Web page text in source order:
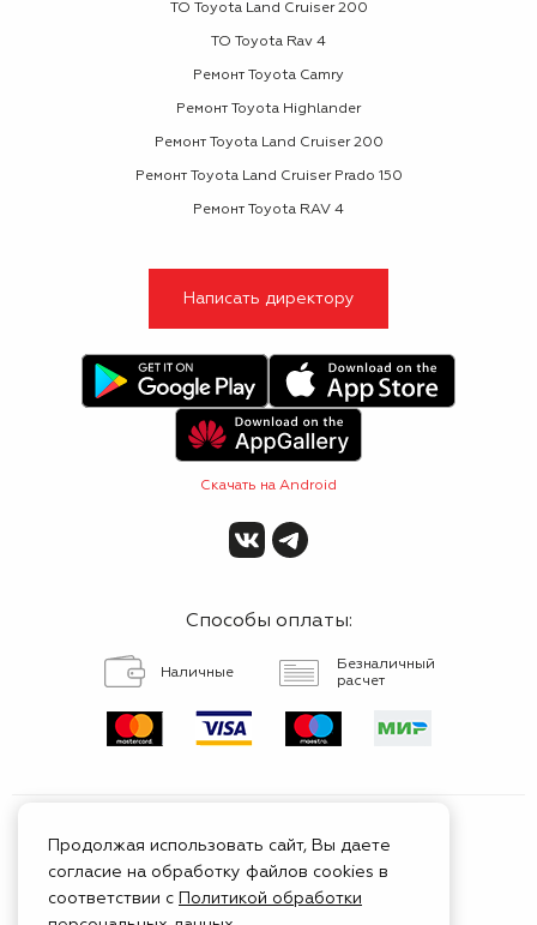
ТО Toyota Land Cruiser 200
ТО Toyota Rav 4
Ремонт Toyota Camry
Ремонт Toyota Highlander
Ремонт Toyota Land Cruiser 200
Ремонт Toyota Land Cruiser Prado 150
Ремонт Toyota RAV 4
Написать директору
Скачать на Android
Способы оплаты:
Наличные
Безналичный
расчет
Сертифицированный
Продолжая использовать сайт, Вы даете
согласие на обработку файлов cookies в
соответствии с
Политикой обработки